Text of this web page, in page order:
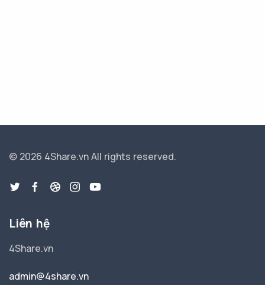
© 2026 4Share.vnAll rights reserved.
Liên hệ
4Share.vn
admin@4share.vn